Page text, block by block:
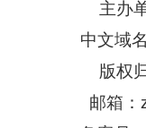
主办
中文域
版权
邮箱